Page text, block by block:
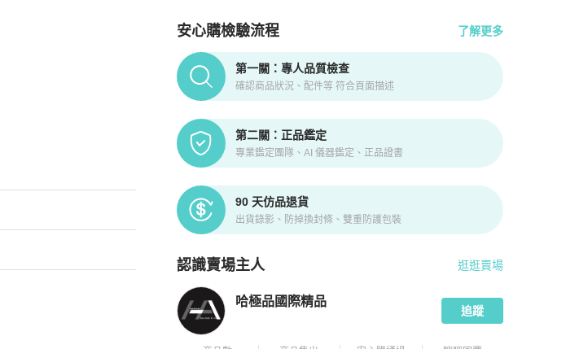
安心購檢驗流程 了解更多
PopChill拍拍圈正品驗證、安心購檢驗流程介紹
第一關：專人品質檢查
確認商品狀況、配件等 符合頁面描述
第二關：正品鑑定
專業鑑定團隊、AI 儀器鑑定、正品證書
90 天仿品退貨
出貨錄影、防掉換封條、雙重防護包裝
認識賣場主人
PopChill 拍拍圈嚴選賣家
逛逛賣場
哈極品國際精品
追蹤